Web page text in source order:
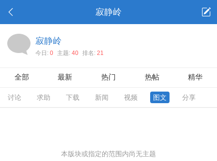
寂静岭
寂静岭
今日: 0 主题: 40 排名: 21
全部 最新 热门 热帖 精华
讨论 求助 下载 新闻 视频 图文 分享
本版块或指定的范围内尚无主题